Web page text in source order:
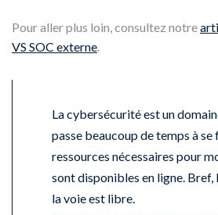
Pour aller plus loin, consultez notre
VS SOC externe.
La cybersécurité est un
passe beaucoup de temps à
ressources nécessaires pour
sont disponibles en ligne. Bref,
la voie est libre.